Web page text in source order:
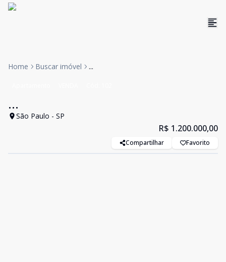
Home Buscar imóvel ...
...
São Paulo - SP
R$ 1.200.000,00
Compartilhar Favorito